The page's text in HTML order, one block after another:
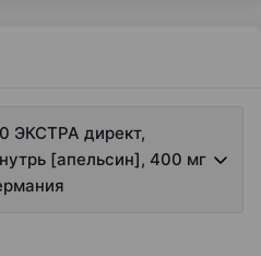
ЭКСТРА директ,
[апельсин], 400 мг